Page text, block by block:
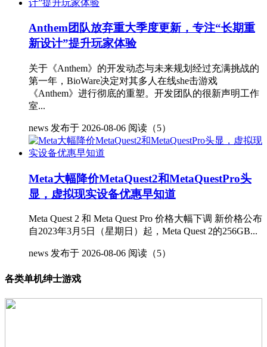
Anthem团队放弃重大季度更新，专注“长期重
新设计”提升玩家体验
关于《Anthem》的开发动态与未来规划经过充满挑战的
第一年，BioWare决定对其多人在线she击游戏
《Anthem》进行彻底的重塑。开发团队的很新声明工作
室...
news 发布于 2026-08-06 阅读（5）
Meta大幅降价MetaQuest2和MetaQuestPro头
显，虚拟现实设备优惠早知道
Meta Quest 2 和 Meta Quest Pro 价格大幅下调 新价格公布
自2023年3月5日（星期日）起，Meta Quest 2的256GB...
news 发布于 2026-08-06 阅读（5）
各类单机绅士游戏